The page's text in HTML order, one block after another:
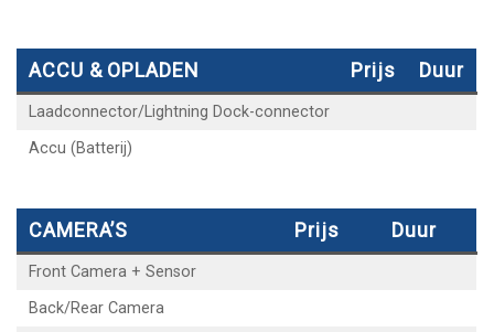
ACCU & OPLADEN Prijs Duur
Laadconnector/Lightning Dock-connector
Accu (Batterij)
CAMERA’S Prijs Duur
Front Camera + Sensor
Back/Rear Camera